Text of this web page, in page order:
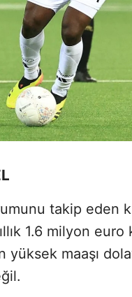
takip eden
1.6 milyon euro
maaşı